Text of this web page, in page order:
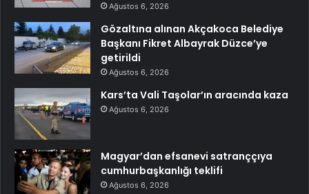
Ağustos 6, 2026
Gözaltına alınan Akçakoca Belediye
Başkanı Fikret Albayrak Düzce’ye
getirildi
Ağustos 6, 2026
Kars’ta Vali Taşolar’ın aracında kaza
Ağustos 6, 2026
Magyar’dan efsanevi satranççıya
cumhurbaşkanlığı teklifi
Ağustos 6, 2026